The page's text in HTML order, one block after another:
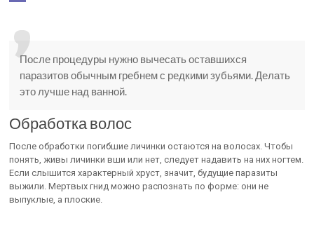
После процедуры нужно вычесать оставшихся
паразитов обычным гребнем с редкими зубьями. Делать
это лучше над ванной.
Обработка волос
После обработки погибшие личинки остаются на волосах. Чтобы
понять, живы личинки вши или нет, следует надавить на них ногтем.
Если слышится характерный хруст, значит, будущие паразиты
выжили. Мертвых гнид можно распознать по форме: они не
выпуклые, а плоские.